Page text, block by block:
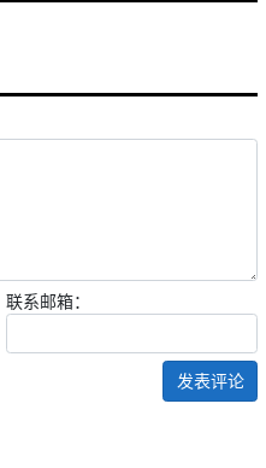
联系邮箱：
发表评论